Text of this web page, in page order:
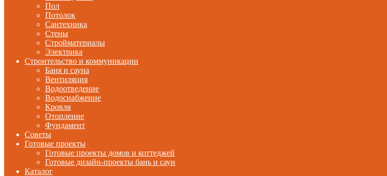
Пол
Потолок
Сантехника
Стены
Стройматериалы
Электрика
Строительство и коммуникации
Баня и сауна
Вентиляция
Водоотведение
Водоснабжение
Кровля
Отопление
Фундамент
Советы
Готовые проекты
Готовые проекты домов и коттеджей
Готовые дизайн-проекты бань и саун
Каталог